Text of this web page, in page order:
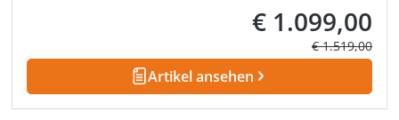
Verkaufspreis:
€ 1.099,00
Regulärer
€ 1.519,00
Artikel ansehen